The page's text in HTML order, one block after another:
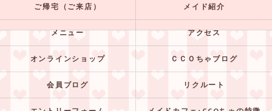
ご帰宅（ご来店） メイド紹介
メニュー アクセス
オンラインショップ ＣＣＯちゃブログ
会員ブログ リクルート